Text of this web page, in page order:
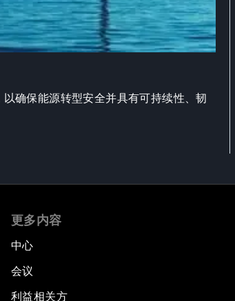
确保能源转型安全并具有可持续性、韧
更多内容
中心
会议
利益相关方